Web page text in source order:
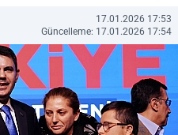
17.01.2026 17:53
Güncelleme: 17.01.2026 17:54